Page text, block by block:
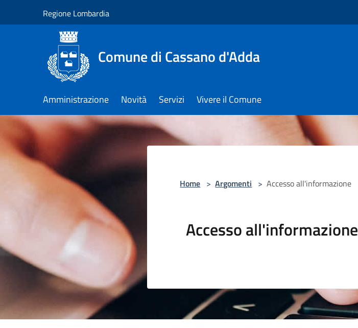
Regione Lombardia
Comune di Cassano d'Adda
Amministrazione Novità Servizi Vivere il Comune
Home > Argomenti > Accesso all'informazione
Accesso all'informazione